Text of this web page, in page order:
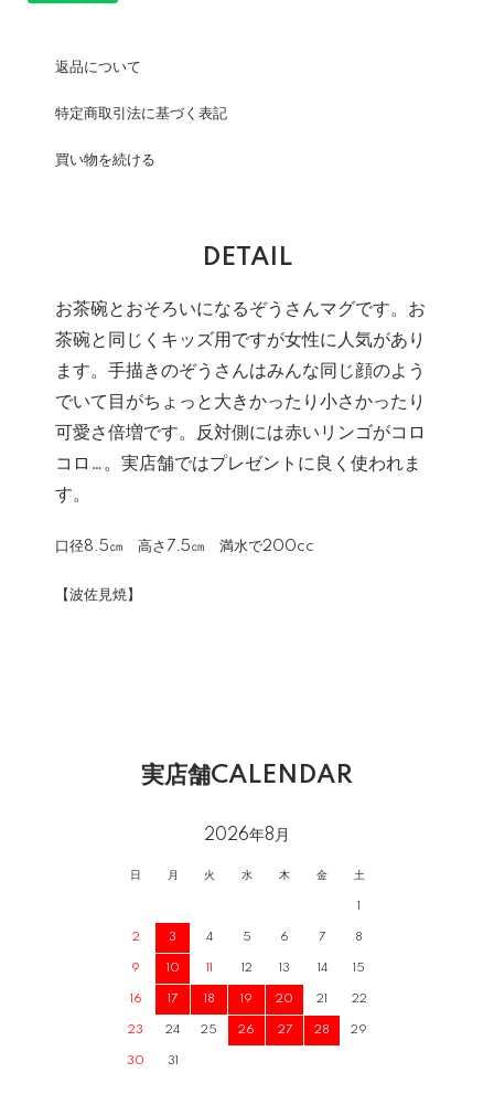
返品について
特定商取引法に基づく表記
買い物を続ける
DETAIL
お茶碗とおそろいになるぞうさんマグです。お
茶碗と同じくキッズ用ですが女性に人気があり
ます。手描きのぞうさんはみんな同じ顔のよう
でいて目がちょっと大きかったり小さかったり
可愛さ倍増です。反対側には赤いリンゴがコロ
コロ…。実店舗ではプレゼントに良く使われま
す。
口径8.5㎝ 高さ7.5㎝ 満水で200cc
【波佐見焼】
実店舗CALENDAR
2026年8月
日 月 火 水 木 金 土
1
2 3 4 5 6 7 8
9 10 11 12 13 14 15
16 17 18 19 20 21 22
23 24 25 26 27 28 29
30 31